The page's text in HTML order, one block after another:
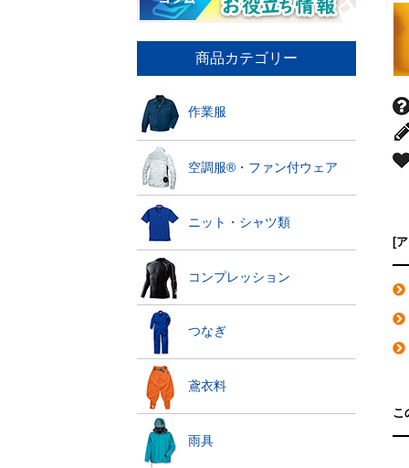
商品カテゴリー
作業服
空調服®・ファン付ウェア
ニット・シャツ類
コンプレッション
つなぎ
鳶衣料
雨具
[
こ